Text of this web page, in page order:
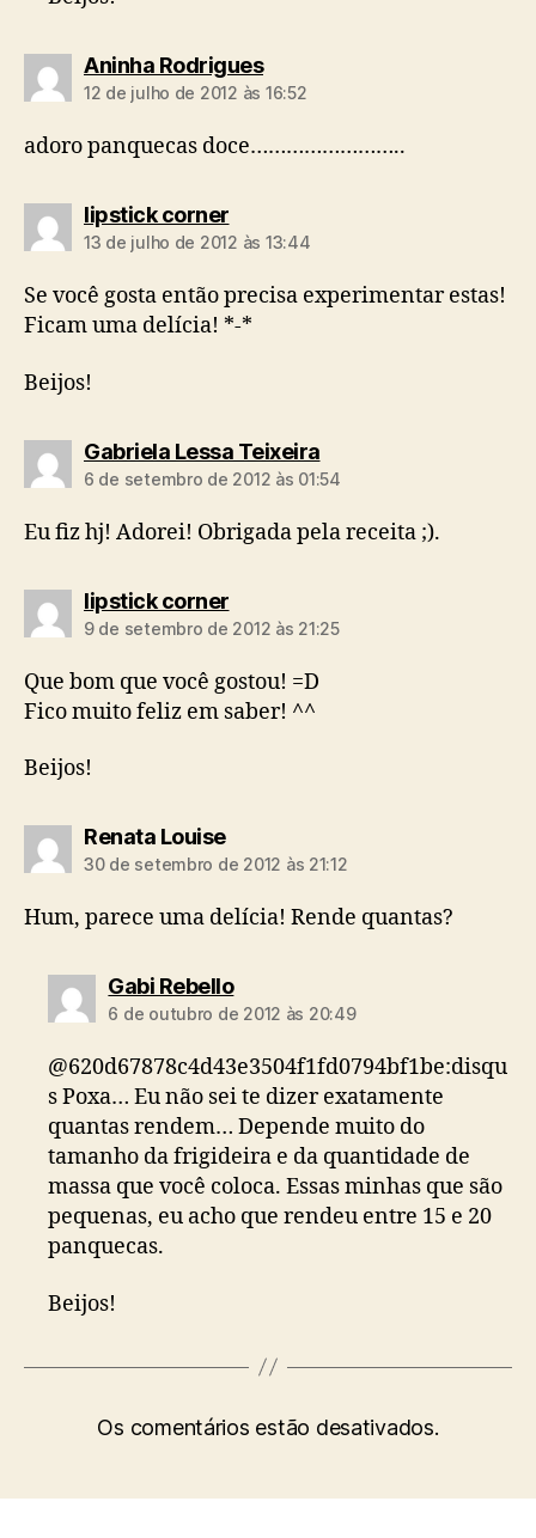
Aninha Rodriguesdiz:
12 de julho de 2012 às 16:52
adoro panquecas doce……………………..
lipstick cornerdiz:
13 de julho de 2012 às 13:44
Se você gosta então precisa experimentar estas!
Ficam uma delícia! *-*
Beijos!
Gabriela Lessa Teixeiradiz:
6 de setembro de 2012 às 01:54
Eu fiz hj! Adorei! Obrigada pela receita ;).
lipstick cornerdiz:
9 de setembro de 2012 às 21:25
Que bom que você gostou! =D
Fico muito feliz em saber! ^^
Beijos!
Renata Louisediz:
30 de setembro de 2012 às 21:12
Hum, parece uma delícia! Rende quantas?
Gabi Rebellodiz:
6 de outubro de 2012 às 20:49
@620d67878c4d43e3504f1fd0794bf1be:disqu
s Poxa… Eu não sei te dizer exatamente
quantas rendem… Depende muito do
tamanho da frigideira e da quantidade de
massa que você coloca. Essas minhas que são
pequenas, eu acho que rendeu entre 15 e 20
panquecas.
Beijos!
Os comentários estão desativados.